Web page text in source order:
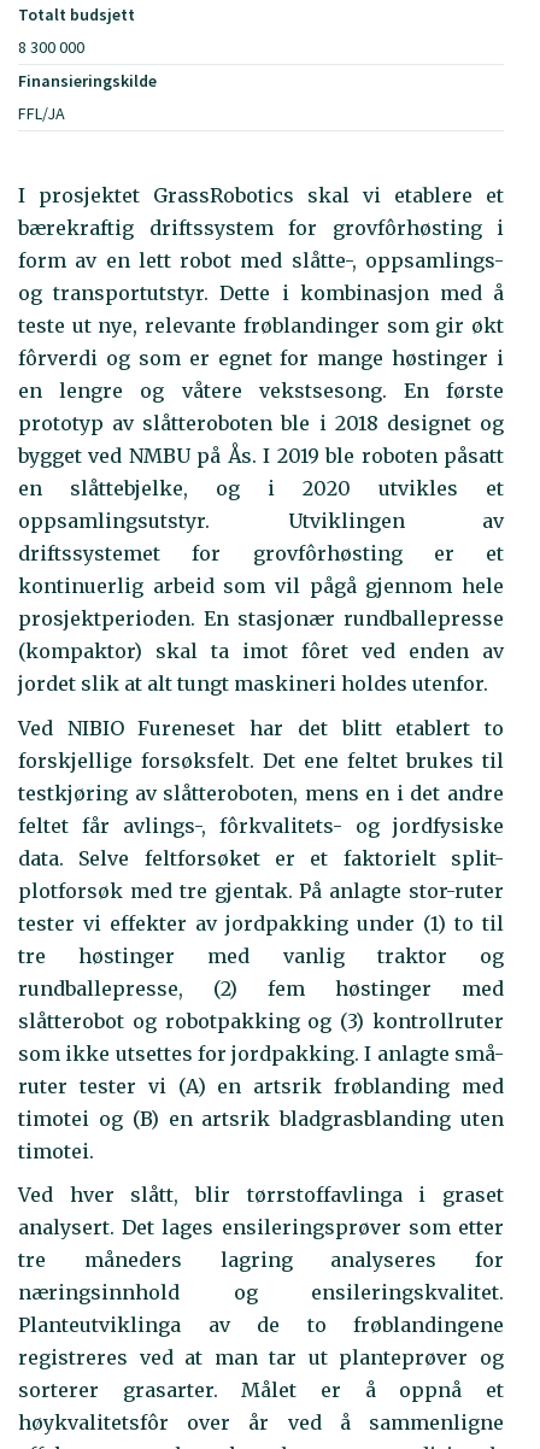
Totalt budsjett
8 300 000
Finansieringskilde
FFL/JA
I prosjektet GrassRobotics skal vi etablere et
bærekraftig driftssystem for grovfôrhøsting i
form av en lett robot med slåtte-, oppsamlings-
og transportutstyr. Dette i kombinasjon med å
teste ut nye, relevante frøblandinger som gir økt
fôrverdi og som er egnet for mange høstinger i
en lengre og våtere vekstsesong. En første
prototyp av slåtteroboten ble i 2018 designet og
bygget ved NMBU på Ås. I 2019 ble roboten påsatt
en slåttebjelke, og i 2020 utvikles et
oppsamlingsutstyr. Utviklingen av
driftssystemet for grovfôrhøsting er et
kontinuerlig arbeid som vil pågå gjennom hele
prosjektperioden. En stasjonær rundballepresse
(kompaktor) skal ta imot fôret ved enden av
jordet slik at alt tungt maskineri holdes utenfor.
Ved NIBIO Fureneset har det blitt etablert to
forskjellige forsøksfelt. Det ene feltet brukes til
testkjøring av slåtteroboten, mens en i det andre
feltet får avlings-, fôrkvalitets- og jordfysiske
data. Selve feltforsøket er et faktorielt split-
plotforsøk med tre gjentak. På anlagte stor-ruter
tester vi effekter av jordpakking under (1) to til
tre høstinger med vanlig traktor og
rundballepresse, (2) fem høstinger med
slåtterobot og robotpakking og (3) kontrollruter
som ikke utsettes for jordpakking. I anlagte små-
ruter tester vi (A) en artsrik frøblanding med
timotei og (B) en artsrik bladgrasblanding uten
timotei.
Ved hver slått, blir tørrstoffavlinga i graset
analysert. Det lages ensileringsprøver som etter
tre måneders lagring analyseres for
næringsinnhold og ensileringskvalitet.
Planteutviklinga av de to frøblandingene
registreres ved at man tar ut planteprøver og
sorterer grasarter. Målet er å oppnå et
høykvalitetsfôr over år ved å sammenligne